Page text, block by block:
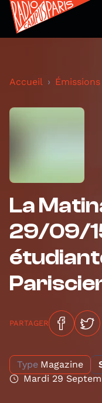
Accueil Émissions
La
29/09/
PARTAGER
Type Magazine
Mardi 29